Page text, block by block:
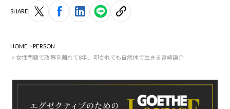
SHARE
HOME
PERSON
女性問題で政界を離れて8年、叩かれても自然体で生きる宮崎謙介